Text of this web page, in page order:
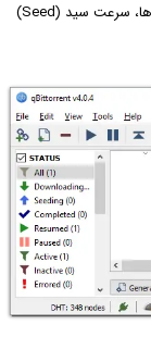
پایین صفحه می‌توانید اطلاعات مربوط به Peer-ها، دانلودها، سرعت سید (Seed)